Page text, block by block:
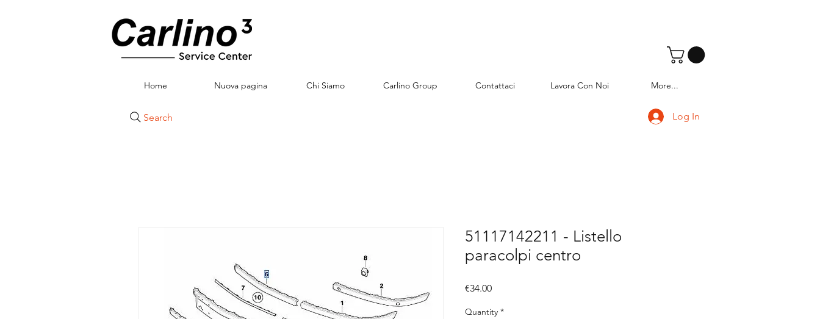
Home Nuova pagina Chi Siamo Carlino Group Contattaci Lavora Con Noi More...
Search Log In
51117142211 - Listello
paracolpi centro
€34.00Price
Quantity *